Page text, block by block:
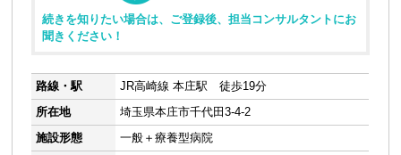
続きを知りたい場合は、ご登録後、担当コンサルタントにお
聞きください！
路線・駅
JR高崎線 本庄駅 徒歩19分
所在地
埼玉県本庄市千代田3-4-2
施設形態
一般＋療養型病院